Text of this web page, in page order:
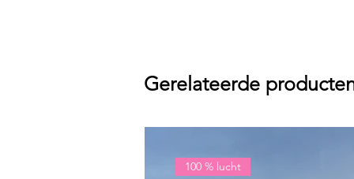
Gerelateerde
100 % lucht